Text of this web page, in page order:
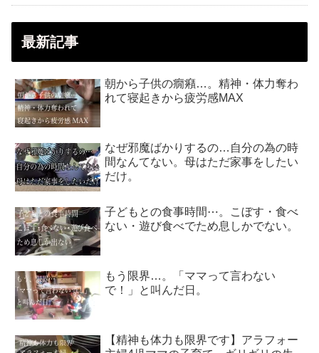
最新記事
朝から子供の癇癪…。精神・体力奪わ
れて寝起きから疲労感MAX
なぜ邪魔ばかりするの…自分の為の時
間なんてない。母はただ家事をしたい
だけ。
子どもとの食事時間⋯。こぼす・食べ
ない・遊び食べでため息しかでない。
もう限界…。「ママって言わない
で！」と叫んだ日。
【精神も体力も限界です】アラフォー